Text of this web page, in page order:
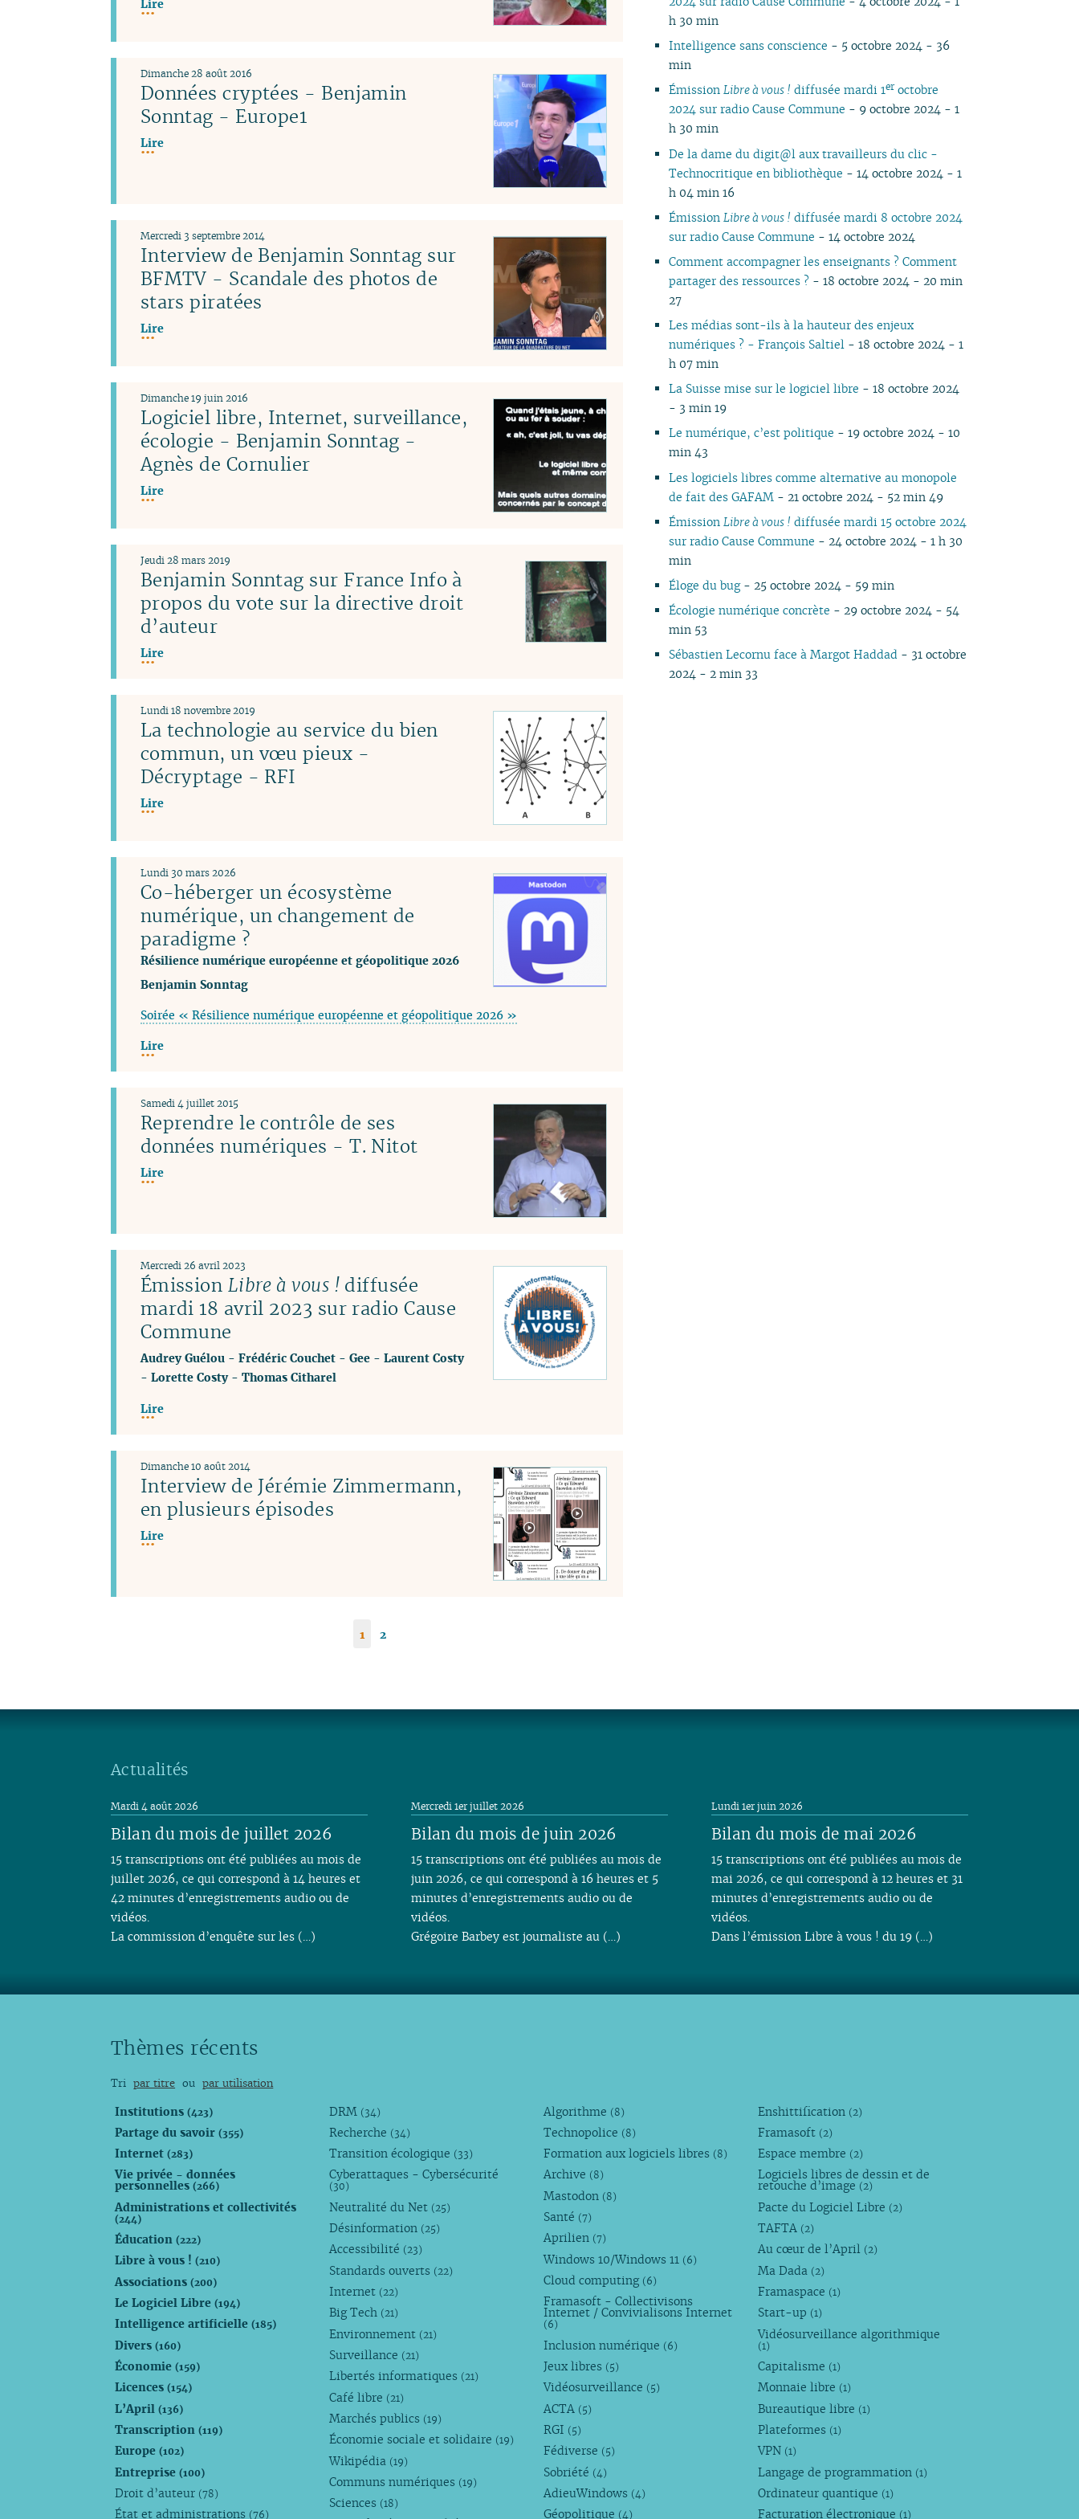
Lire
Données cryptées - Benjamin
Sonntag - Europe1
Dimanche 28 août 2016
Lire
Interview de Benjamin Sonntag sur
BFMTV - Scandale des photos de
stars piratées
Mercredi 3 septembre 2014
Lire
Logiciel libre, Internet, surveillance,
écologie - Benjamin Sonntag -
Agnès de Cornulier
Dimanche 19 juin 2016
Lire
Benjamin Sonntag sur France Info à
propos du vote sur la directive droit
d’auteur
Jeudi 28 mars 2019
Lire
La technologie au service du bien
commun, un vœu pieux -
Décryptage - RFI
Lundi 18 novembre 2019
Lire
Co-héberger un écosystème
numérique, un changement de
paradigme ?
Résilience numérique européenne et géopolitique 2026
Lundi 30 mars 2026
Benjamin Sonntag
Soirée « Résilience numérique européenne et géopolitique 2026 »
Lire
Reprendre le contrôle de ses
données numériques - T. Nitot
Samedi 4 juillet 2015
Lire
Émission Libre à vous !diffusée
mardi 18 avril 2023 sur radio Cause
Commune
Mercredi 26 avril 2023
Audrey Guélou- Frédéric Couchet- Gee- Laurent Costy
- Lorette Costy- Thomas Citharel
Lire
Interview de Jérémie Zimmermann,
en plusieurs épisodes
Dimanche 10 août 2014
Lire
1 2
02
05
03
01
01
03
01
h 30 min
Intelligence sans conscience - 5 octobre 2024 - 36
min
ÉmissionLibre à vous ! diffusée mardi 1eroctobre
2024 sur radio Cause Commune - 9 octobre 2024 - 1
h 30 min
De la dame du digit@l aux travailleurs du clic -
Technocritique en bibliothèque - 14 octobre 2024 - 1
h 04 min 16
Émission Libre à vous ! diffusée mardi 8 octobre 2024
sur radio Cause Commune - 14 octobre 2024
Comment accompagner les enseignants ? Comment
partager des ressources ? - 18 octobre 2024 - 20 min
27
Les médias sont-ils à la hauteur des enjeux
numériques ? - François Saltiel - 18 octobre 2024 - 1
h 07 min
La Suisse mise sur le logiciel libre - 18 octobre 2024
- 3 min 19
Le numérique, c’est politique - 19 octobre 2024 - 10
min 43
Les logiciels libres comme alternative au monopole
de fait des GAFAM - 21 octobre 2024 - 52 min 49
ÉmissionLibre à vous ! diffusée mardi 15 octobre 2024
sur radio Cause Commune - 24 octobre 2024 - 1 h 30
min
Éloge du bug- 25 octobre 2024 - 59 min
Écologie numérique concrète - 29 octobre 2024 - 54
min 53
Sébastien Lecornu face à Margot Haddad - 31 octobre
2024 - 2 min 33
Actualités
Bilan du mois de juillet 2026
Mardi 4 août 2026
15 transcriptions ont été publiées au mois de
juillet 2026, ce qui correspond à 14 heures et
42 minutes d’enregistrements audio ou de
vidéos.
La commission d’enquête sur les (…)
Bilan du mois de juin 2026
Mercredi 1er juillet 2026
15 transcriptions ont été publiées au mois de
juin 2026, ce qui correspond à 16 heures et 5
minutes d’enregistrements audio ou de
vidéos.
Grégoire Barbey est journaliste au (…)
Bilan du mois de mai 2026
Lundi 1er juin 2026
15 transcriptions ont été publiées au mois de
mai 2026, ce qui correspond à 12 heures et 31
minutes d’enregistrements audio ou de
vidéos.
Dans l’émission Libre à vous ! du 19 (…)
Thèmes récents
Tri par titre ou par utilisation
Institutions(423)
Partage du savoir(355)
Internet(283)
Vie privée - données
personnelles(266)
Administrations et collectivités
(244)
Éducation(222)
Libre à vous !(210)
Associations(200)
Le Logiciel Libre(194)
Intelligence artificielle(185)
Divers(160)
Économie(159)
Licences(154)
L’April(136)
Transcription(119)
Europe(102)
Entreprise(100)
Droit d’auteur (78)
État et administrations (76)
DRM (34)
Recherche (34)
Transition écologique (33)
Cyberattaques - Cybersécurité
(30)
Neutralité du Net (25)
Désinformation (25)
Accessibilité (23)
Standards ouverts (22)
Internet (22)
Big Tech (21)
Environnement (21)
Surveillance (21)
Libertés informatiques (21)
Café libre (21)
Marchés publics (19)
Économie sociale et solidaire (19)
Wikipédia (19)
Communs numériques (19)
Sciences (18)
Algorithme (8)
Technopolice (8)
Formation aux logiciels libres (8)
Archive (8)
Mastodon (8)
Santé (7)
Aprilien (7)
Windows 10/Windows 11 (6)
Cloud computing (6)
Framasoft - Collectivisons
Internet / Convivialisons Internet
(6)
Inclusion numérique (6)
Jeux libres (5)
Vidéosurveillance (5)
ACTA (5)
RGI (5)
Fédiverse (5)
Sobriété (4)
AdieuWindows (4)
Géopolitique (4)
Enshittification (2)
Framasoft (2)
Espace membre (2)
Logiciels libres de dessin et de
retouche d’image (2)
Pacte du Logiciel Libre (2)
TAFTA (2)
Au cœur de l’April (2)
Ma Dada (2)
Framaspace (1)
Start-up (1)
Vidéosurveillance algorithmique
(1)
Capitalisme (1)
Monnaie libre (1)
Bureautique libre (1)
Plateformes (1)
VPN (1)
Langage de programmation (1)
Ordinateur quantique (1)
Facturation électronique (1)